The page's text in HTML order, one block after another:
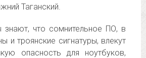
Таганский.
что сомнительное ПО, в
и троянские сигнатуры, влекут
опасность для ноутбуков,